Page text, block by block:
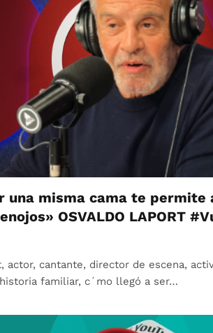
una misma cama te permite
OSVALDO LAPORT
actor, cantante, director de escena,
familiar, c´mo llegó a ser…